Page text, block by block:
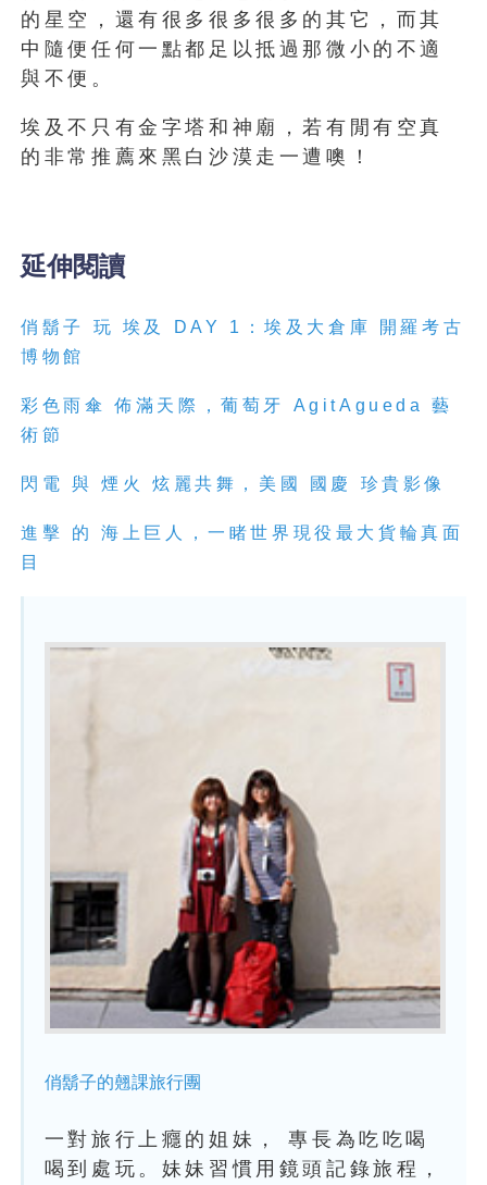
的星空，還有很多很多很多的其它，而其
中隨便任何一點都足以抵過那微小的不適
與不便。
埃及不只有金字塔和神廟，若有閒有空真
的非常推薦來黑白沙漠走一遭噢！
延伸閱讀
俏鬍子 玩 埃及 DAY 1：埃及大倉庫 開羅考古
博物館
彩色雨傘 佈滿天際，葡萄牙 AgitAgueda藝
術節
閃電 與 煙火 炫麗共舞，美國 國慶 珍貴影像
進擊 的
海上巨人，一睹世界現役最大貨輪真面
目
俏鬍子的翹課旅行團
一對旅行上癮的姐妹， 專長為吃吃喝
喝到處玩。妹妹習慣用鏡頭記錄旅程，